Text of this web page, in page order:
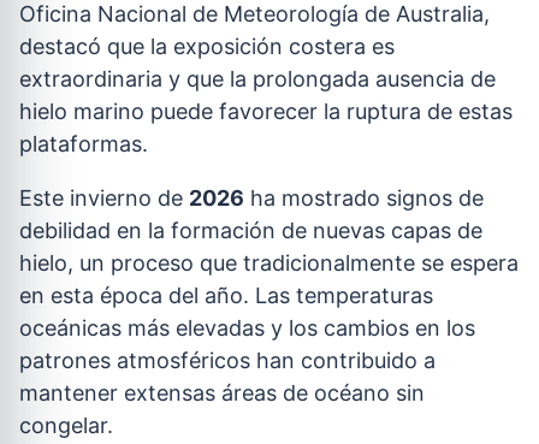
Oficina Nacional de Meteorología de Australia,
destacó que la exposición costera es
extraordinaria y que la prolongada ausencia de
hielo marino puede favorecer la ruptura de estas
plataformas.
Este invierno de 2026 ha mostrado signos de
debilidad en la formación de nuevas capas de
hielo, un proceso que tradicionalmente se espera
en esta época del año. Las temperaturas
oceánicas más elevadas y los cambios en los
patrones atmosféricos han contribuido a
mantener extensas áreas de océano sin
congelar.